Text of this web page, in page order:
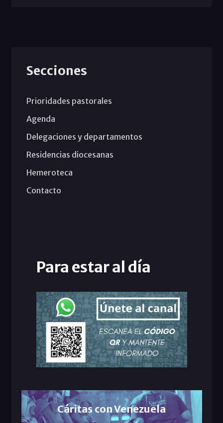
Secciones
Prioridades pastorales
Agenda
Delegaciones y departamentos
Residencias diocesanas
Hemeroteca
Contacto
Para estar al día
Cáritas con Venezuela